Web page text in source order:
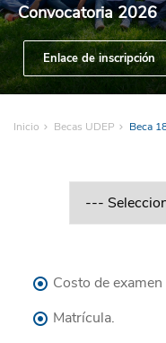
Convocatoria 2026
Enlace de inscripción
Inicio Becas UDEP Beca
Costo de
Matrícula.